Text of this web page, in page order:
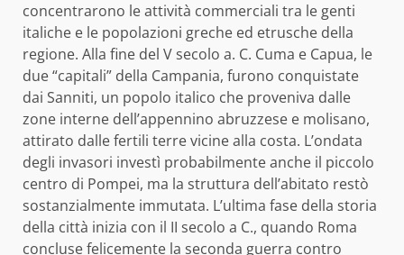
concentrarono le attività commerciali tra le genti
italiche e le popolazioni greche ed etrusche della
regione. Alla fine del V secolo a. C. Cuma e Capua, le
due “capitali” della Campania, furono conquistate
dai Sanniti, un popolo italico che proveniva dalle
zone interne dell’appennino abruzzese e molisano,
attirato dalle fertili terre vicine alla costa. L’ondata
degli invasori investì probabilmente anche il piccolo
centro di Pompei, ma la struttura dell’abitato restò
sostanzialmente immutata. L’ultima fase della storia
della città inizia con il II secolo a C., quando Roma
concluse felicemente la seconda guerra contro